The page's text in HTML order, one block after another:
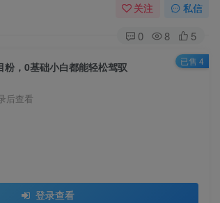
关注 私信
0 8 5
，0基础小白都能轻松驾驭
后查看
登录查看
已售 4